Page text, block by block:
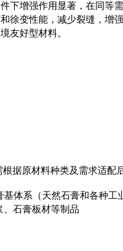
下增强作用显著，在同等
徐变性能，减少裂缝，增
友好型材料。
据原材料种类及需求适配
体系（天然石膏和各种
、石膏板材等制品